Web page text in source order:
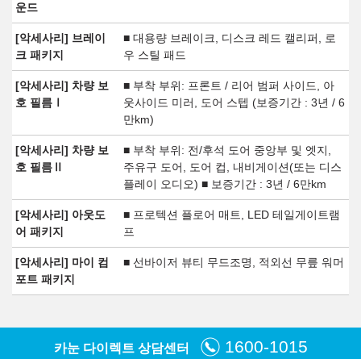
운드
[악세사리] 브레이
크 패키지
■ 대용량 브레이크, 디스크 레드 캘리퍼, 로
우 스틸 패드
[악세사리] 차량 보
호 필름Ⅰ
■ 부착 부위: 프론트 / 리어 범퍼 사이드, 아
웃사이드 미러, 도어 스텝 (보증기간 : 3년 / 6
만km)
[악세사리] 차량 보
호 필름Ⅱ
■ 부착 부위: 전/후석 도어 중앙부 및 엣지,
주유구 도어, 도어 컵, 내비게이션(또는 디스
플레이 오디오) ■ 보증기간 : 3년 / 6만km
[악세사리] 아웃도
어 패키지
■ 프로텍션 플로어 매트, LED 테일게이트램
프
[악세사리] 마이 컴
포트 패키지
■ 선바이저 뷰티 무드조명, 적외선 무릎 워머
카눈 다이렉트 상담센터 1600-1015